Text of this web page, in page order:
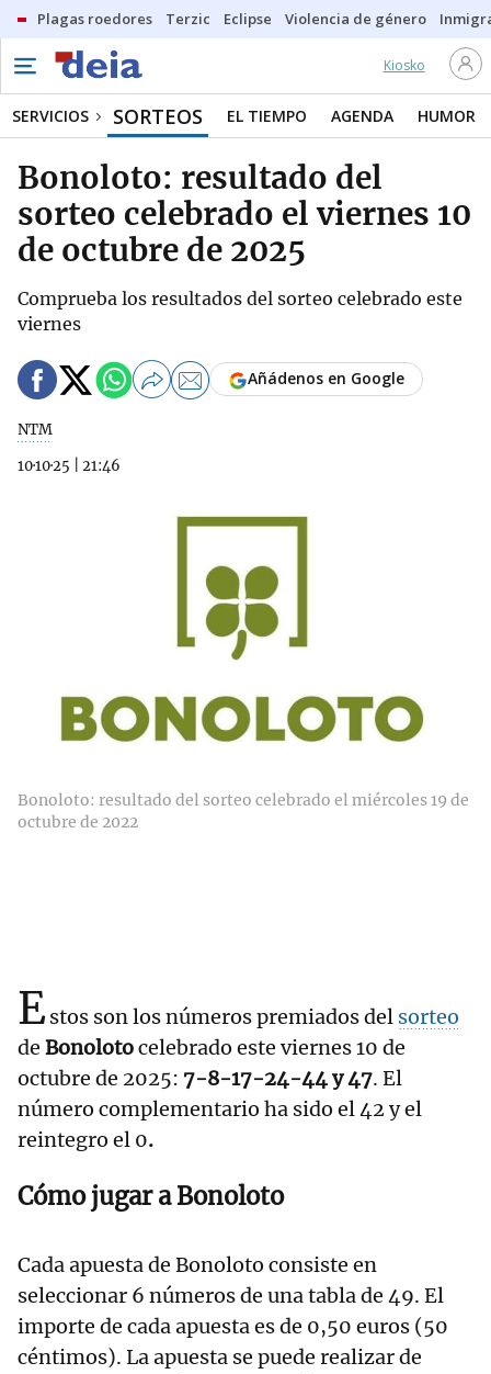
Plagas roedores Terzic Eclipse Violencia de género
Kiosko
SERVICIOS SORTEOS EL TIEMPO AGENDA HUMOR
Bonoloto: resultado del
sorteo celebrado el viernes 10
de octubre de 2025
Comprueba los resultados del sorteo celebrado este
viernes
NTM
10·10·25
21:46
Añádenos en Google
Bonoloto: resultado del sorteo celebrado el miércoles 19 de
octubre de 2022
Estos son los números premiados del sorteo
de Bonolotocelebrado este viernes 10 de
octubre de 2025: 7-8-17-24-44 y 47. El
número complementario ha sido el 42 y el
reintegro el 0.
Cómo jugar a Bonoloto
Cada apuesta de Bonoloto consiste en
seleccionar 6 números de una tabla de 49. El
importe de cada apuesta es de 0,50 euros (50
céntimos). La apuesta se puede realizar de